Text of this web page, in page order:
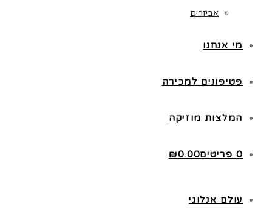
אביזרים
מי אנחנו
פטיפונים למכירה
המלצות מוזיקה
0 פריטים ₪0.00
עולם אנלוגי